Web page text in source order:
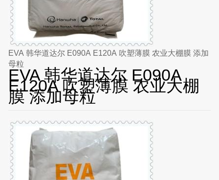
EVA 韩华道达尔 E090A E120A 吹塑薄膜 农业大棚膜 添加
母粒
EVA 韩华道达尔 E090A
E120A 吹塑薄膜 农业大棚
膜 添加母粒